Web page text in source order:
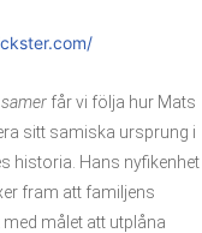
får vi följa hur Mats
sitt samiska ursprung i
historia. Hans nyfikenhet
fram att familjens
målet att utplåna